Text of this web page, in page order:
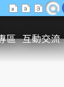
區 互動交流